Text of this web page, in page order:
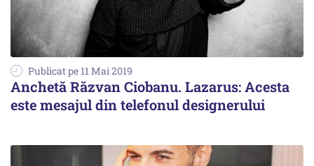
Publicat pe 11 Mai 2019
Anchetă Răzvan Ciobanu. Lazarus: Acesta
este mesajul din telefonul designerului